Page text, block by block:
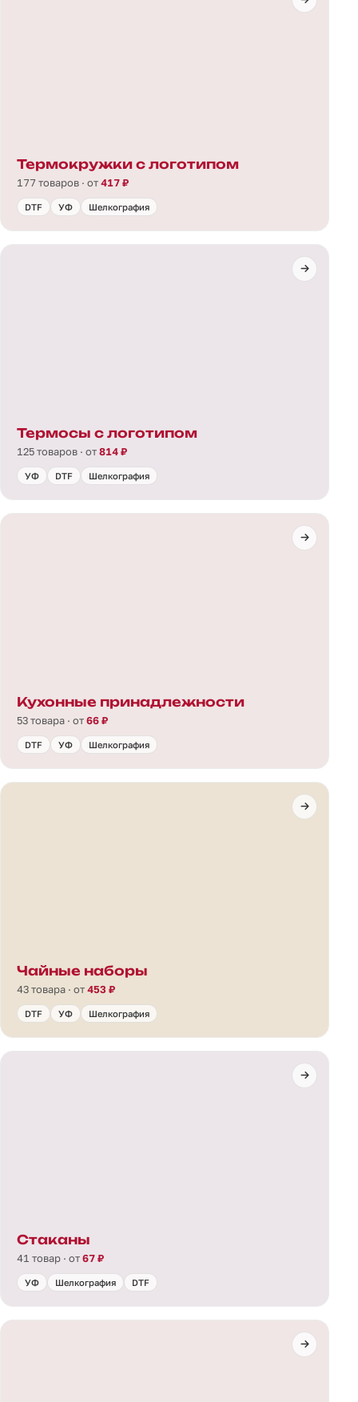
Термокружки с логотипом
177 товаров · от417 ₽
DTF УФ Шелкография
Термосы с логотипом
125 товаров · от814 ₽
УФ DTF Шелкография
Кухонные принадлежности
53 товара · от66 ₽
DTF УФ Шелкография
Чайные наборы
43 товара · от453 ₽
DTF УФ Шелкография
Стаканы
41 товар · от67 ₽
УФ Шелкография DTF